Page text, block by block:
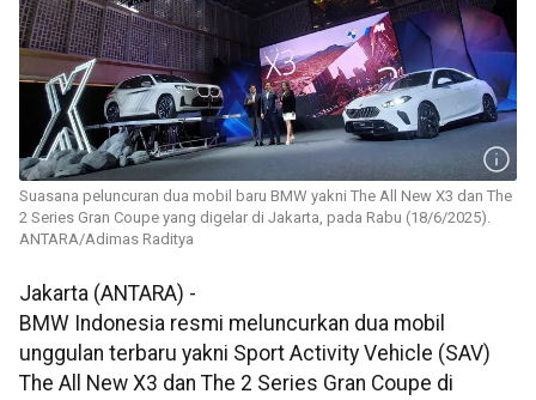
Suasana peluncuran dua mobil baru BMW yakni The All New X3 dan The
2 Series Gran Coupe yang digelar di Jakarta, pada Rabu (18/6/2025).
ANTARA/Adimas Raditya
Jakarta (ANTARA) -
BMW Indonesia resmi meluncurkan dua mobil
unggulan terbaru yakni Sport Activity Vehicle (SAV)
The All New X3 dan The 2 Series Gran Coupe di